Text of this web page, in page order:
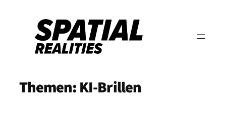
springen
Themen:KI-Brillen